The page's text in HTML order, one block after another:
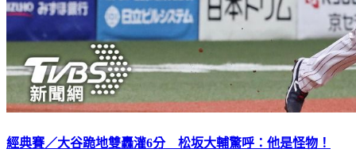
經典賽／大谷跪地雙轟灌6分 松坂大輔驚呼：他是怪物！